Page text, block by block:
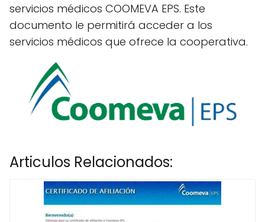
servicios médicos COOMEVA EPS. Este
documento le permitirá acceder a los
servicios médicos que ofrece la cooperativa.
Articulos Relacionados: